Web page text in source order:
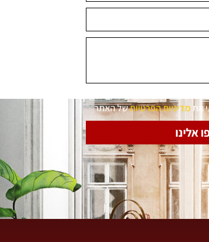
את מדיניות הפרטיותשל האתר
אלינו